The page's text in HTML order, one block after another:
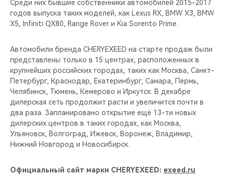
Среди них бывшие собственники автомобилей 2015-2017
годов выпуска таких моделей, как Lexus RX, BMW X3, BMW
X5, Infiniti QX80, Range Rover и Kia Sorento Prime.
Автомобили бренда CHERYEXEED на старте продаж были
представлены только в 15 центрах, расположенных в
крупнейших российских городах, таких как Москва, Санкт-
Петербург, Краснодар, Екатеринбург, Самара, Пермь,
Челябинск, Тюмень, Кемерово и Иркутск. В декабре
дилерская сеть продолжит расти и увеличится почти в
два раза. Запланировано открытие ещё 13-ти новых
дилерских центров в таких городах, как Москва,
Ульяновск, Волгоград, Ижевск, Воронеж, Владимир,
Нижний Новгород и Новосибирск.
Официальный сайт марки CHERYEXEED: exeed.ru